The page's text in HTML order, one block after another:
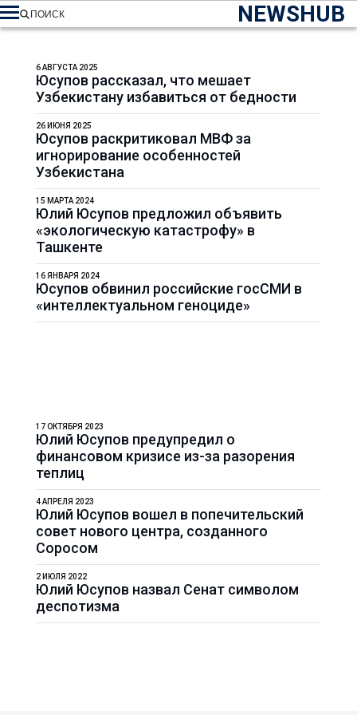
NEWSHUB
ПОИСК
Юсупов рассказал, что мешает
Узбекистану избавиться от бедности
6 АВГУСТА 2025
Юсупов раскритиковал МВФ за
игнорирование особенностей
Узбекистана
26 ИЮНЯ 2025
Юлий Юсупов предложил объявить
«экологическую катастрофу» в
Ташкенте
15 МАРТА 2024
Юсупов обвинил российские госСМИ в
«интеллектуальном геноциде»
16 ЯНВАРЯ 2024
Юлий Юсупов предупредил о
финансовом кризисе из-за разорения
теплиц
17 ОКТЯБРЯ 2023
Юлий Юсупов вошел в попечительский
совет нового центра, созданного
Соросом
4 АПРЕЛЯ 2023
Юлий Юсупов назвал Сенат символом
деспотизма
2 ИЮЛЯ 2022